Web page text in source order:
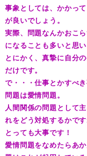
事象としては、かかっ
が良いでしょう。
実際、問題なんかおこ
になることも多いと思い
とにかく、真摯に自分
だけです。
で・・・仕事とかすべ
問題は愛情問題。
人間関係の問題として
れをどう対処するかです
とっても大事です！
愛情問題をなめたらあ